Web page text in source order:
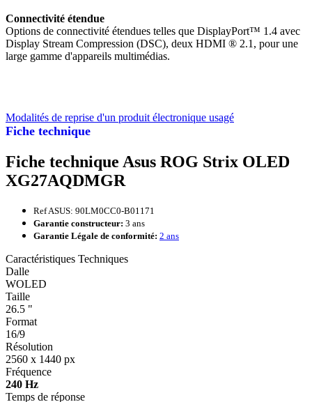
Fiche technique
Connectivité étendue
Options de connectivité étendues telles que DisplayPort™ 1.4 avec
Display Stream Compression (DSC), deux HDMI ® 2.1, pour une
large gamme d'appareils multimédias.
Modalités de reprise d'un produit électronique usagé
Fiche technique Asus ROG Strix OLED
XG27AQDMGR
Ref ASUS: 90LM0CC0-B01171
Garantie constructeur: 3 ans
Garantie Légale de conformité: 2 ans
Caractéristiques Techniques
Dalle
WOLED
Taille
26.5 "
Format
16/9
Résolution
2560 x 1440 px
Fréquence
240 Hz
Temps de réponse